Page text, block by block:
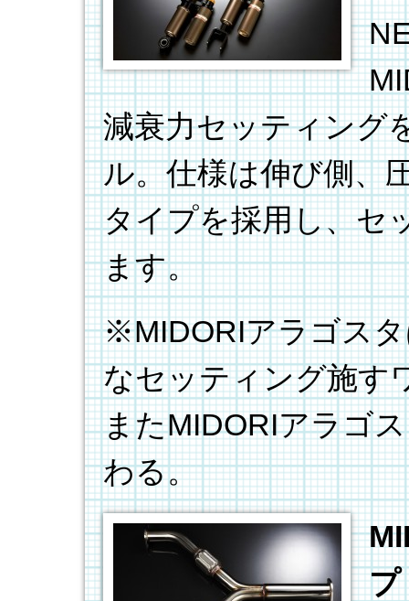
減衰力セッティング
ル。仕様は伸び側、
タイプを採用し、セ
ます。
※MIDORIアラゴス
なセッティング施す
またMIDORIアラゴ
わる。
プ